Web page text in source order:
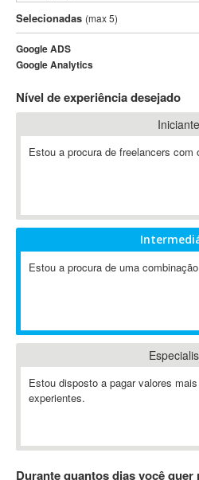
3DS Max
3GSM
4D Dimension
802.11
A&P
A-GPS
A2Billing
AAUS Scientific Diver
Abaqus
ABIS
Ableton Push
Abstract
Abstract Window Toolkit (AWT)
Absynth
AC3
Selecionadas (max 5)
Google ADS
Google Analytics
Nível de experiência desejado
Iniciante
Estou a procura de freelancers com
Estou a procura de uma
Estou disposto a pagar valores
experientes.
Durante quantos dias você